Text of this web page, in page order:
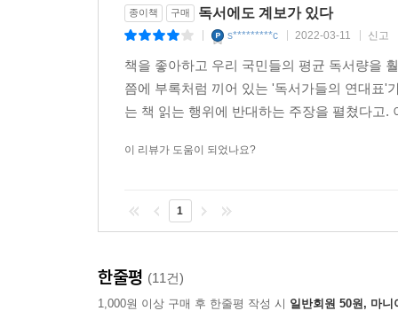
종이책 구매 독서에도 계보가 있다
s*********c 2022-03-11 신고
책을 좋아하고 우리 국민들의 평균 독서량을
쯤에 부록처럼 끼어 있는 '독서가들의 연대표'
는 책 읽는 행위에 반대하는 주장을 펼쳤다고
이 리뷰가 도움이 되었나요?
1
한줄평 (11건)
1,000원 이상 구매 후 한줄평 작성 시 일반회원 50원, 마니